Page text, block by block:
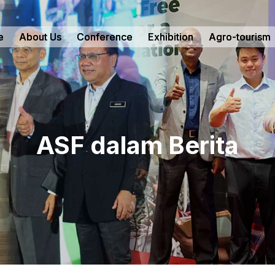
About Us Conference Exhibition Agro-tourism
ASF dalam Berita